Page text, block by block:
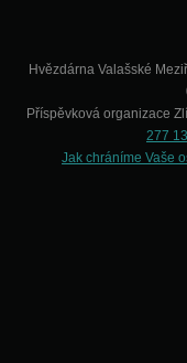
Hvězdárna Valašské
Příspěvková organizace
277
Jak chráníme Vaše